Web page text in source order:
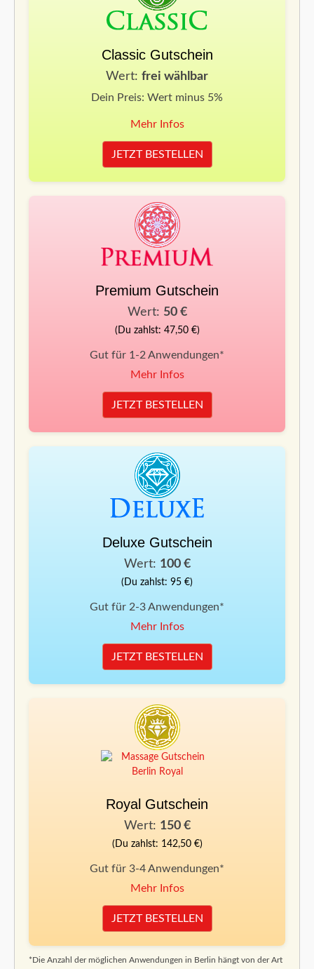
Classic Gutschein
Wert: frei wählbar
Dein Preis: Wert minus 5%
Mehr Infos
JETZT BESTELLEN
Premium Gutschein
Wert: 50 €
(Du zahlst: 47,50 €)
Gut für 1-2 Anwendungen*
Mehr Infos
JETZT BESTELLEN
Deluxe Gutschein
Wert: 100 €
(Du zahlst: 95 €)
Gut für 2-3 Anwendungen*
Mehr Infos
JETZT BESTELLEN
Royal Gutschein
Wert: 150 €
(Du zahlst: 142,50 €)
Gut für 3-4 Anwendungen*
Mehr Infos
JETZT BESTELLEN
*Die Anzahl der möglichen Anwendungen in Berlin hängt von der Art